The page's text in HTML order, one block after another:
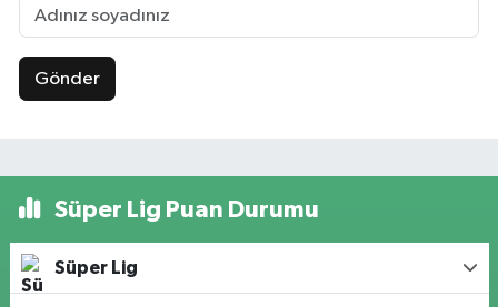
Gönder
Süper Lig Puan Durumu
Süper Lig